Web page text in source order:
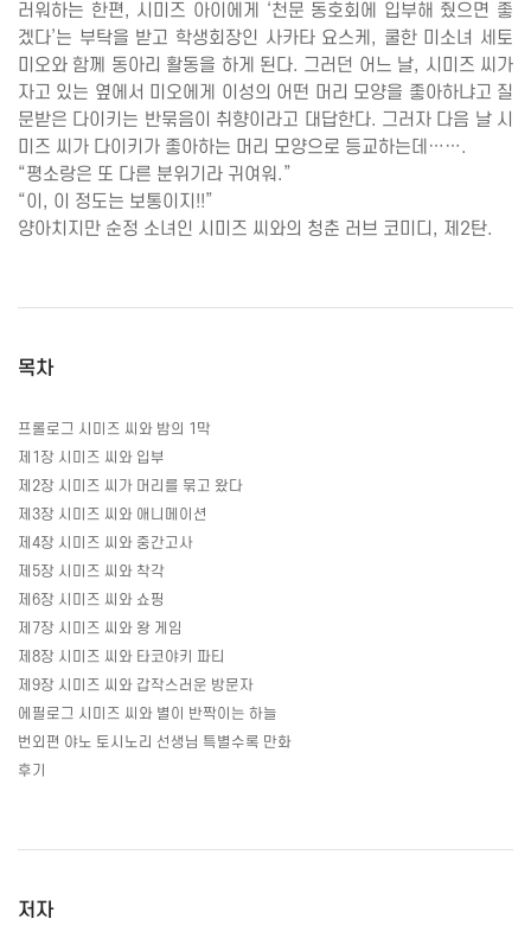
러워하는 한편, 시미즈 아이에게 ‘천문 동호회에 입부해 줬으면 좋
겠다’는 부탁을 받고 학생회장인 사카타 요스케 , 쿨한 미소녀 세토
미오와 함께 동아리 활동을 하게 된다. 그러던 어느 날, 시미즈 씨가
자고 있는 옆에서 미오에게 이성의 어떤 머리 모양을 좋아하냐고 질
문받은 다이키는 반묶음이 취향이라고 대답한다. 그러자 다음 날 시
미즈 씨가 다이키가 좋아하는 머리 모양으로 등교하는데…….
“평소랑은 또 다른 분위기라 귀여워 .”
“이 , 이 정도는 보통이지 !!”
양아치지만 순정 소녀인 시미즈 씨와의 청춘 러브 코미디 , 제 2탄.
목차
프롤로그 시미즈 씨와 밤의 1 막
제 1 장 시미즈 씨와 입부
제 2장 시미즈 씨가 머리를 묶고 왔다
제 3장 시미즈 씨와 애니메이션
제 4장 시미즈 씨와 중간고사
제 5장 시미즈 씨와 착각
제 6장 시미즈 씨와 쇼핑
제 7장 시미즈 씨와 왕 게임
제 8장 시미즈 씨와 타코야키 파티
제 9장 시미즈 씨와 갑작스러운 방문자
에필로그 시미즈 씨와 별이 반짝이는 하늘
번외편 야노 토시노리 선생님 특별수록 만화
후기
저자